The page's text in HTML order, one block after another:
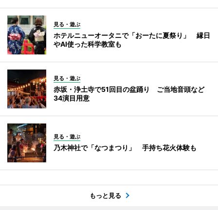
見る・遊ぶ
ホテルニューオータニで「おーたに夏祭り」 縁日
やAI使った科学教室も
見る・遊ぶ
赤坂・浄土寺で51回目の盆踊り ご当地音頭など
34演目用意
見る・遊ぶ
乃木神社で「なつまつり」 手持ち花火体験も
もっと見る